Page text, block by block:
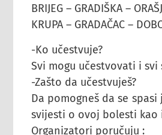
BRIJEG – GRADIŠKA –
KRUPA – GRADAČAC –
-Ko učestvuje?
Svi mogu učestvovati i svi
-Zašto da učestvuješ?
Da pomogneš da se
svijesti o ovoj bolesti kao
Organizatori poručuju :